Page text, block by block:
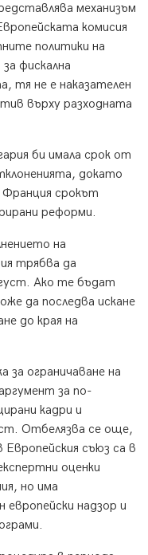
механизъм
комисия
политики на
фискална
тя не е наказателен
върху разходната
би имала срок от
докато
срокът
реформи.
на
трябва да
Ако те бъдат
да последва искане
до края на
за ограничаване на
за по-
кадри и
Отбелязва се още,
съюз са в
оценки
но има
европейски надзор и